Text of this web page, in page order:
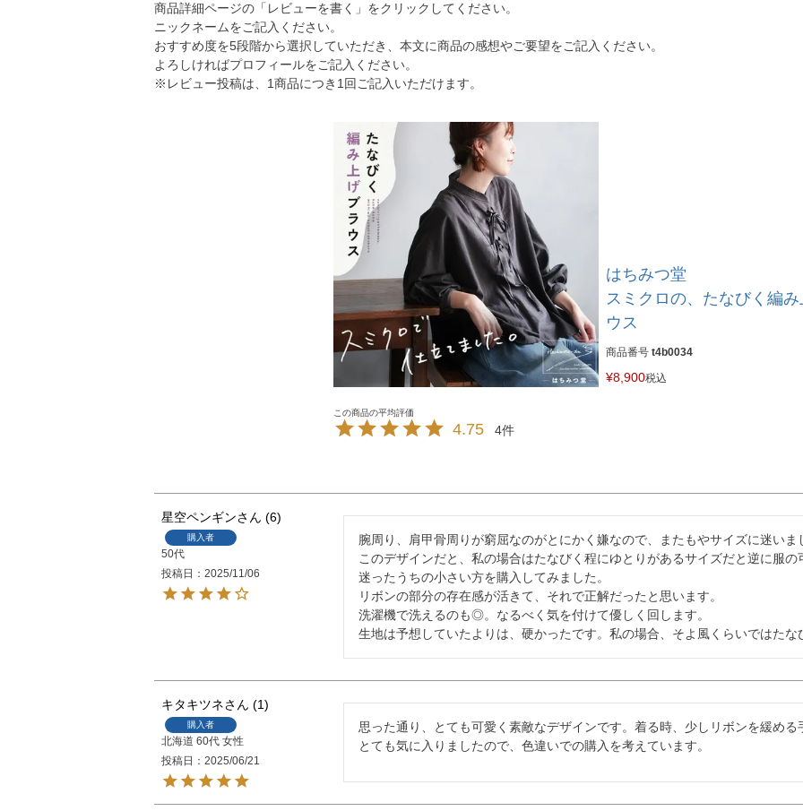
商品詳細ページの「レビューを書く」をクリックしてください。
ニックネームをご記入ください。
おすすめ度を5段階から選択していただき、本文に商品の感想やご要望をご記入ください。
よろしければプロフィールをご記入ください。
※レビュー投稿は、1商品につき1回ご記入いただけます。
はちみつ堂
スミクロの、たなびく編
ウス
商品番号 t4b0034
¥8,900税込
4.75 4
星空ペンギン 6
購入者
50代
投稿日
2025/11/06
腕周り、肩甲骨周りが窮屈なのがとにかく嫌なので、またもやサイズに迷いま
このデザインだと、私の場合はたなびく程にゆとりがあるサイズだと逆に服
迷ったうちの小さい方を購入してみました。
リボンの部分の存在感が活きて、それで正解だったと思います。
洗濯機で洗えるのも◎。なるべく気を付けて優しく回します。
生地は予想していたよりは、硬かったです。私の場合、そよ風くらいではた
キタキツネ 1
購入者
北海道 60代 女性
投稿日
2025/06/21
思った通り、とても可愛く素敵なデザインです。着る時、少しリボンを緩め